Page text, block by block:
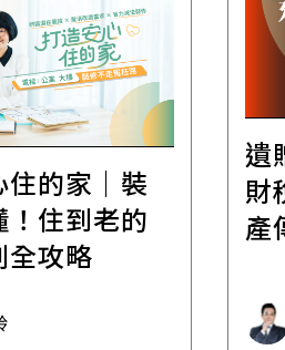
住的家｜裝
住到老的
全攻略
遺
財
產